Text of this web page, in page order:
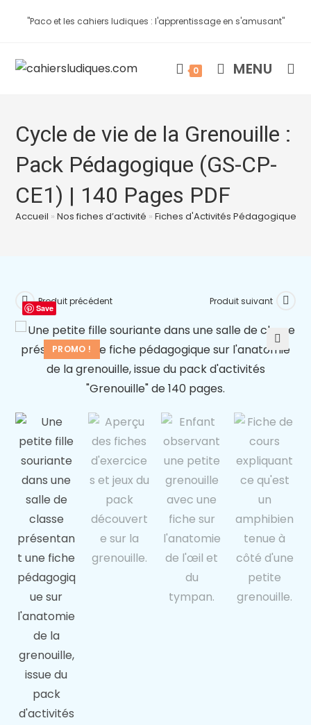
"Paco et les cahiers ludiques : l'apprentissage en s'amusant"
0 MENU
Cycle de vie de la Grenouille :
Pack Pédagogique (GS-CP-
CE1) | 140 Pages PDF
Accueil »Nos fiches d’activité »Fiches d'Activités Pédagogiques
PROMO !
Produit précédent Produit suivant
Save